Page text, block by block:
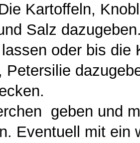
Kartoffeln,
Salz
oder bis die
Petersilie
geben und
Eventuell mit ein